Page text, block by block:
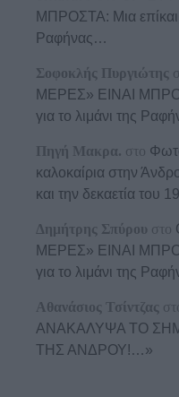
ΜΠΡΟΣΤΑ: Μια
Ραφήνας…
Σοφοκλής Πυργιώτης
ΜΕΡΕΣ» ΕΙΝΑΙ
για το λιμάνι της
Πηγή Μακρα. στο
καλοκαίρια στην
και την δεκαετία του
Δημήτρης Σπύρου στο
ΜΕΡΕΣ» ΕΙΝΑΙ
για το λιμάνι της
Αθανάσιος Τσίντζας
ΑΝΑΚΑΛΥΨΑ ΤΟ
ΤΗΣ ΑΝΔΡΟΥ!…»